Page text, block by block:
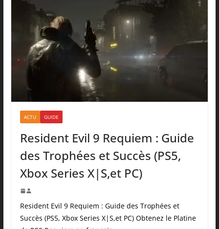
ACTU GUIDE
Resident Evil 9 Requiem : Guide
des Trophées et Succès (PS5,
Xbox Series X|S,et PC)
Resident Evil 9 Requiem : Guide des Trophées et
Succès (PS5, Xbox Series X|S,et PC) Obtenez le Platine